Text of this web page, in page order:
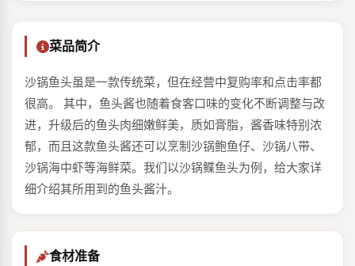
菜品简介
沙锅⻥头虽是⼀款传统菜，但在经营中复购率和点击率都
很⾼。 其中，⻥头酱也随着⻝客口味的变化不断调整与改
进，升级后的⻥头⾁细嫩鲜美，质如膏脂，酱⾹味特别浓
郁，而且这款⻥头酱还可以烹制沙锅鲍⻥仔、沙锅⼋带、
沙锅海中虾等海鲜菜。我们以沙锅鲽⻥头为例，给⼤家详
细介绍其所⽤到的⻥头酱汁。
食材准备